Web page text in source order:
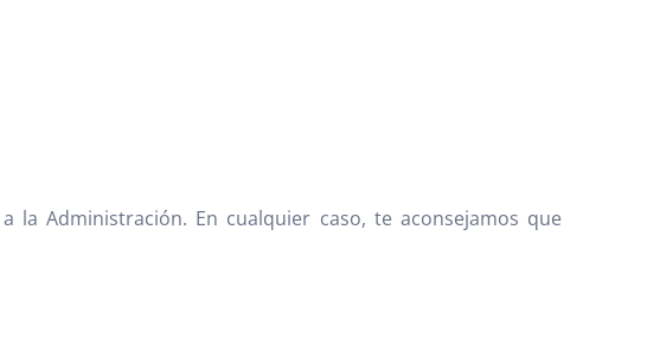
Administración. En cualquier caso, te aconsejamos que